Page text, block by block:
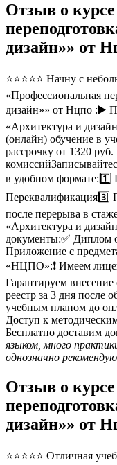
Отзыв о
дизайн»» от
⭐⭐⭐⭐⭐ Начну с
«Профессиональная
дизайн»» от Нцпо :▶️
«Архитектура и
(онлайн) обучение в
рассрочку от 1320
в удобном формате:1️⃣
Переквалификация3️⃣
после перерыва в
«Архитектура и
документы:✅ Диплом
Приложение с
«НЦПО»:❗️ Имеем
Гарантируем
реестр за 3 дня после
учебным планом до
Доступ к
Бесплатно доставим
языком, много
однозначно
Отзыв о
дизайн»» от
⭐⭐⭐⭐⭐ Отличная